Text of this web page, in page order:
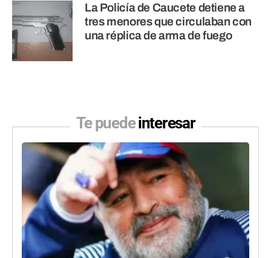
La Policía de Caucete detiene a
tres menores que circulaban con
una réplica de arma de fuego
Te puedeinteresar